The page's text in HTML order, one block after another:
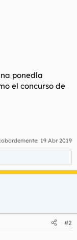
ponedla
el concurso de
19 Abr 2019
#2